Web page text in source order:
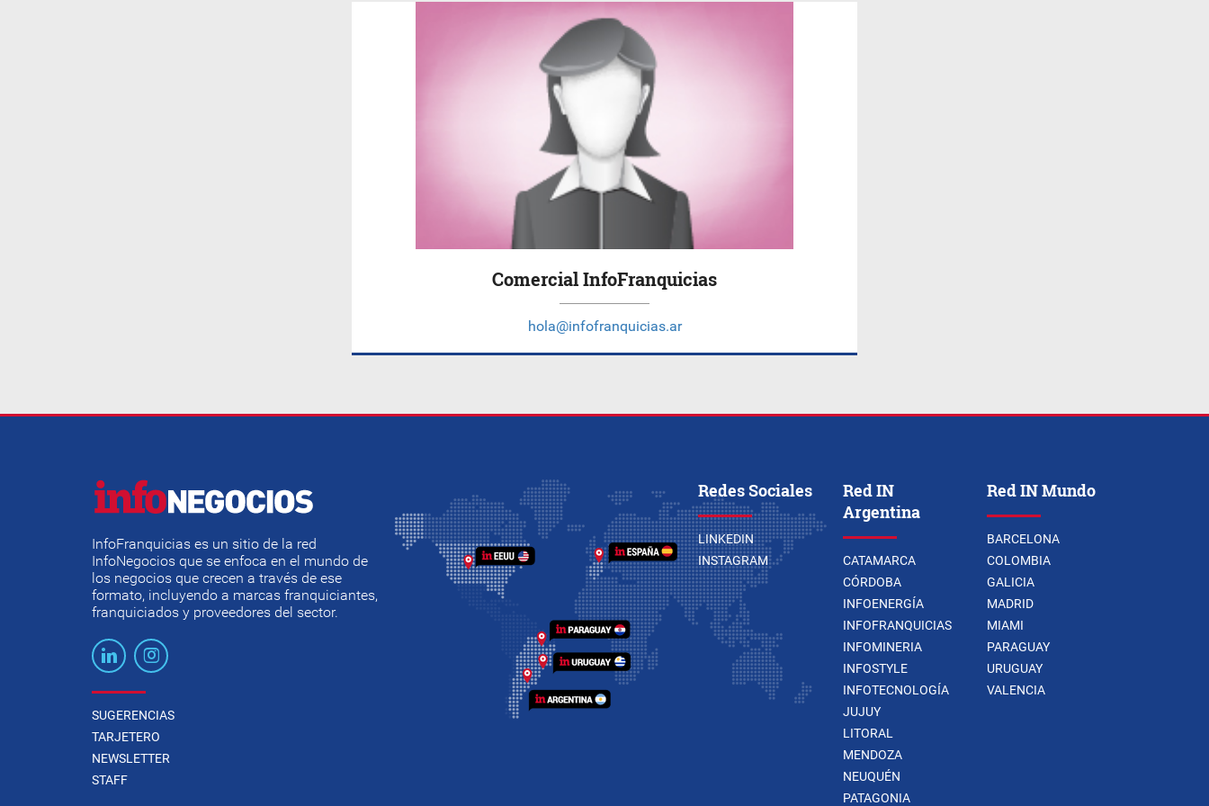
Comercial InfoFranquicias
hola@infofranquicias.ar
InfoFranquicias es un sitio de la red
InfoNegocios que se enfoca en el mundo de
los negocios que crecen a través de ese
formato, incluyendo a marcas franquiciantes,
franquiciados y proveedores del sector.
SUGERENCIAS
TARJETERO
NEWSLETTER
STAFF
Redes Sociales
LINKEDIN
INSTAGRAM
Red IN
Argentina
CATAMARCA
CÓRDOBA
INFOENERGÍA
INFOFRANQUICIAS
INFOMINERIA
INFOSTYLE
INFOTECNOLOGÍA
JUJUY
LITORAL
MENDOZA
NEUQUÉN
PATAGONIA
Red IN Mundo
BARCELONA
COLOMBIA
GALICIA
MADRID
MIAMI
PARAGUAY
URUGUAY
VALENCIA